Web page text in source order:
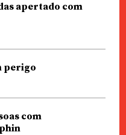
apertado com
perigo
com